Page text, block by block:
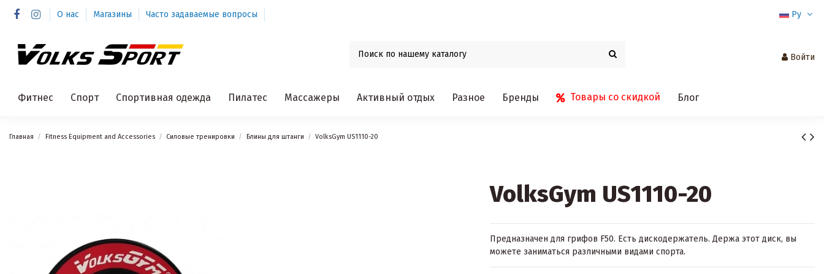
О нас Магазины Часто задаваемые вопросы Ру
Войти
Фитнес Спорт Спортивная одежда Пилатес Массажеры Активный отдых Разное Бренды Товары со скидкой Блог
Главная Fitness Equipment and Accessories Силовые тренировки Блины для штанги VolksGym US1110-20
VolksGym US1110-20
Предназначен для грифов F50. Есть дискодержатель. Держа этот диск, вы
можете заниматься различными видами спорта.